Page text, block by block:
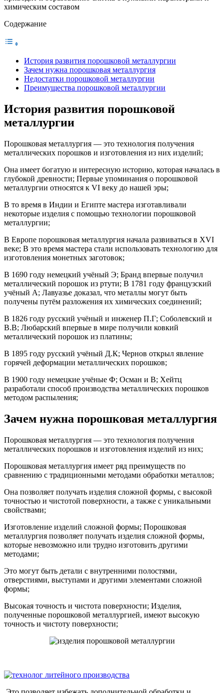
химическим составом
Содержание
История развития порошковой металлургии
Зачем нужна порошковая металлургия
Недостатки порошковой металлургии
Преимущества порошковой металлургии
История развития порошковой
металлургии
Порошковая металлургия — это технология получения
металлических порошков и изготовления из них изделий;
Она имеет богатую и интересную историю, которая началась в
глубокой древности; Первые упоминания о порошковой
металлургии относятся к VI веку до нашей эры;
В то время в Индии и Египте мастера изготавливали
некоторые изделия с помощью технологии порошковой
металлургии;
В Европе порошковая металлургия начала развиваться в XVI
веке; В это время мастера стали использовать технологию для
изготовления монетных заготовок;
В 1690 году немецкий учёный Э; Бранд впервые получил
металлический порошок из ртути; В 1781 году французский
учёный А; Лавуазье доказал, что металлы могут быть
получены путём разложения их химических соединений;
В 1826 году русский учёный и инженер П.Г; Соболевский и
В.В; Любарский впервые в мире получили ковкий
металлический порошок из платины;
В 1895 году русский учёный Д.К; Чернов открыл явление
горячей деформации металлических порошков;
В 1900 году немецкие учёные Ф; Осман и В; Хейтц
разработали способ производства металлических порошков
методом распыления;
Зачем нужна порошковая металлургия
Порошковая металлургия — это технология получения
металлических порошков и изготовления изделий из них;
Порошковая металлургия имеет ряд преимуществ по
сравнению с традиционными методами обработки металлов;
Она позволяет получать изделия сложной формы, с высокой
точностью и чистотой поверхности, а также с уникальными
свойствами;
Изготовление изделий сложной формы; Порошковая
металлургия позволяет получать изделия сложной формы,
которые невозможно или трудно изготовить другими
методами;
Это могут быть детали с внутренними полостями,
отверстиями, выступами и другими элементами сложной
формы;
Высокая точность и чистота поверхности; Изделия,
полученные порошковой металлургией, имеют высокую
точность и чистоту поверхности;